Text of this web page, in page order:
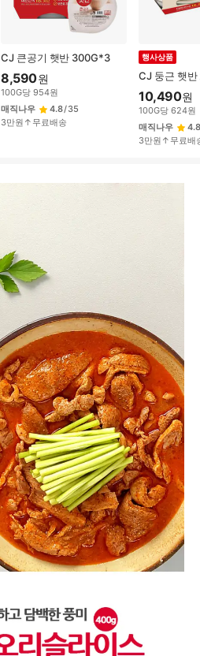
CJ 큰공기 햇반 300G*3
8,590원
100G당 954원
매직나우
4.8/35
3만원↑무료배송
CJ 둥근 햇
행사상품
10,490원
100G당 624원
매직나우
4.8
3만원↑무료배